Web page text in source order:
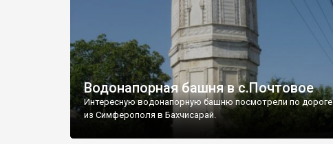
Водонапорная башня в с.Почтовое
Интересную водонапорную башню посмотрели по дороге
из Симферополя в Бахчисарай.